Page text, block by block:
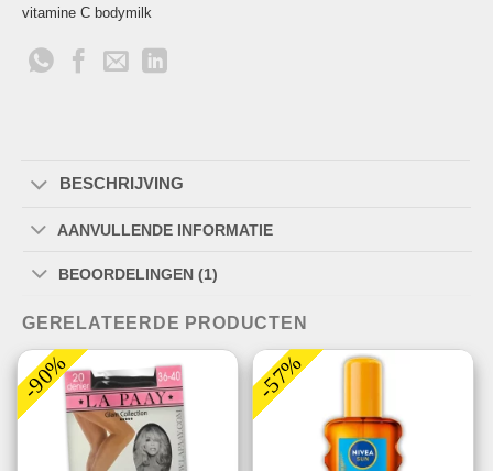
vitamine C bodymilk
BESCHRIJVING
AANVULLENDE INFORMATIE
BEOORDELINGEN (1)
GERELATEERDE PRODUCTEN
-90% -57%